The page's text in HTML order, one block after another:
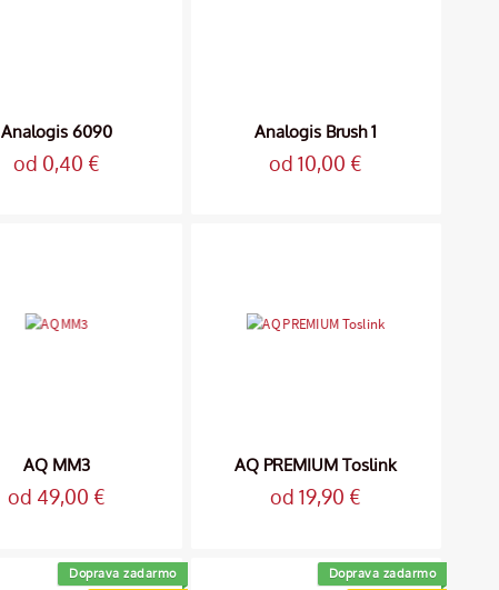
Analogis 6090
od 0,40 €
Analogis Brush 1
od 10,00 €
AQ MM3
od 49,00 €
AQ PREMIUM Toslink
od 19,90 €
Doprava zadarmo
Doprava zadarmo